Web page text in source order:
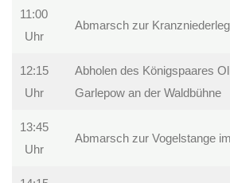
11:00
Uhr
Abmarsch zur
12:15
Uhr
Abholen des Königspaares
Garlepow an der Waldbühne
13:45
Uhr
Abmarsch zur Vogelstange